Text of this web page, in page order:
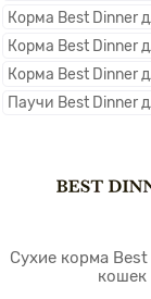
Корма Best Dinner
Корма Best Dinner
Корма Best Dinner
Паучи Best Dinner
Сухие корма
кошек